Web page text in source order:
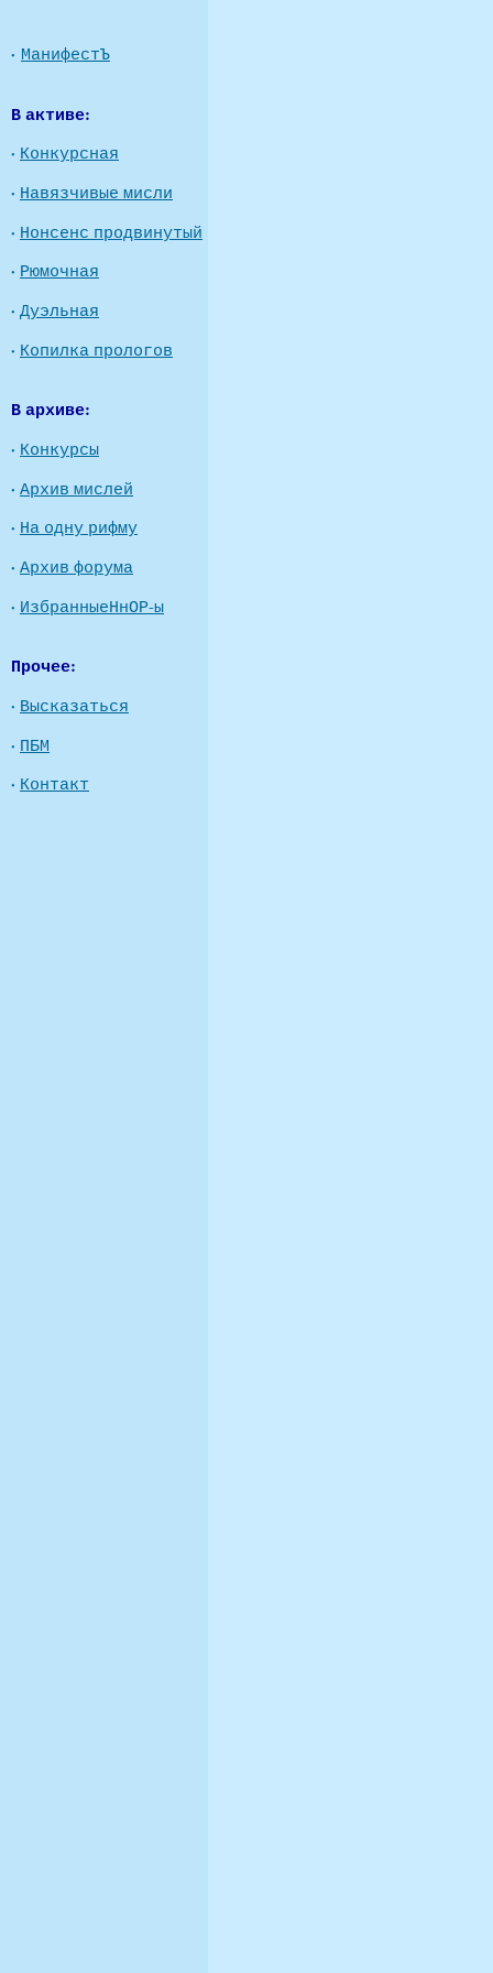
· МанифестЪ
В активе:
· Конкурсная
· Навязчивые мисли
· Нонсенс продвинутый
· Рюмочная
· Дуэльная
· Копилка прологов
В архиве:
· Конкурсы
· Архив мислей
· На одну рифму
· Архив форума
· ИзбранныеНнОР-ы
Прочее:
· Высказаться
· ПБМ
· Контакт